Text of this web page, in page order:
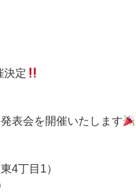
決定
表会を開催いたします
4丁目1）